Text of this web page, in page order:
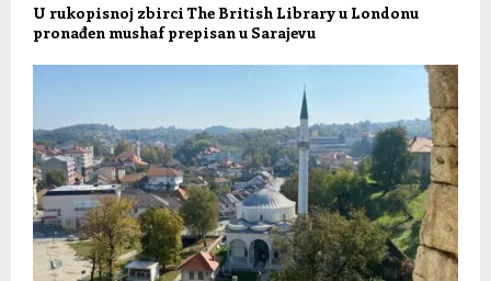
U rukopisnoj zbirci The British Library u Londonu
pronađen mushaf prepisan u Sarajevu